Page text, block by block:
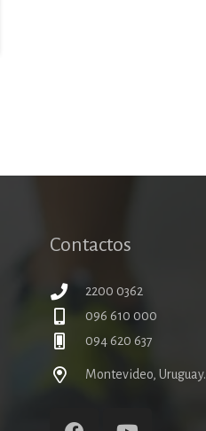
Contactos
2200 0362
096 610 000
094 620 637
Montevideo, Uruguay.